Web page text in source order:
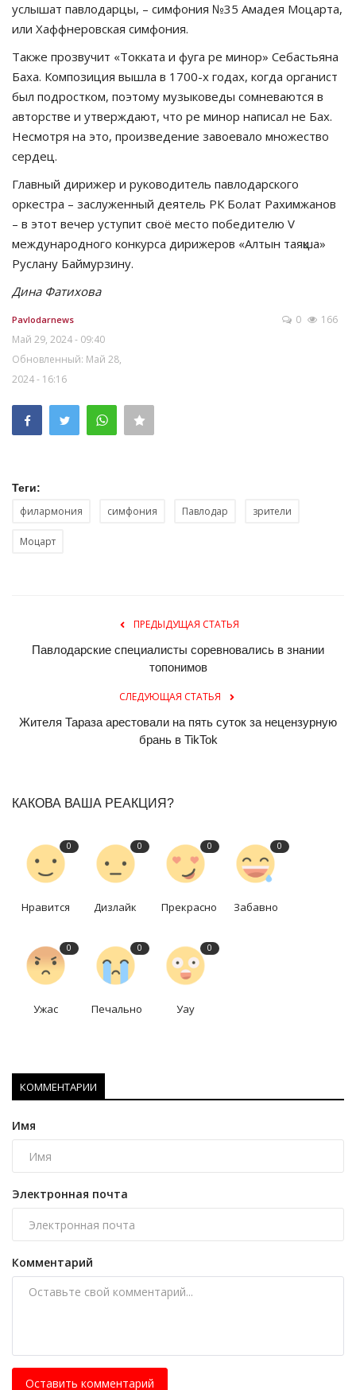
услышат павлодарцы, – симфония №35 Амадея Моцарта,
или Хаффнеровская симфония.
Также прозвучит «Токката и фуга ре минор» Себастьяна
Баха. Композиция вышла в 1700-х годах, когда органист
был подростком, поэтому музыковеды сомневаются в
авторстве и утверждают, что ре минор написал не Бах.
Несмотря на это, произведение завоевало множество
сердец.
Главный дирижер и руководитель павлодарского
оркестра – заслуженный деятель РК Болат Рахимжанов
– в этот вечер уступит своё место победителю V
международного конкурса дирижеров «Алтын таяқша»
Руслану Баймурзину.
Дина Фатихова
Pavlodarnews
Май 29, 2024 - 09:40
Обновленный: Май 28,
2024 - 16:16
0 166
Теги:
филармония симфония Павлодар зрители
Моцарт
ПРЕДЫДУЩАЯ СТАТЬЯ
Павлодарские специалисты соревновались в знании
топонимов
СЛЕДУЮЩАЯ СТАТЬЯ
Жителя Тараза арестовали на пять суток за нецензурную
брань в TikTok
КАКОВА ВАША РЕАКЦИЯ?
0
Нравится
0
Дизлайк
0
Прекрасно
0
Забавно
0
Ужас
0
Печально
0
Уау
КОММЕНТАРИИ
Имя
Электронная почта
Комментарий
Оставить комментарий